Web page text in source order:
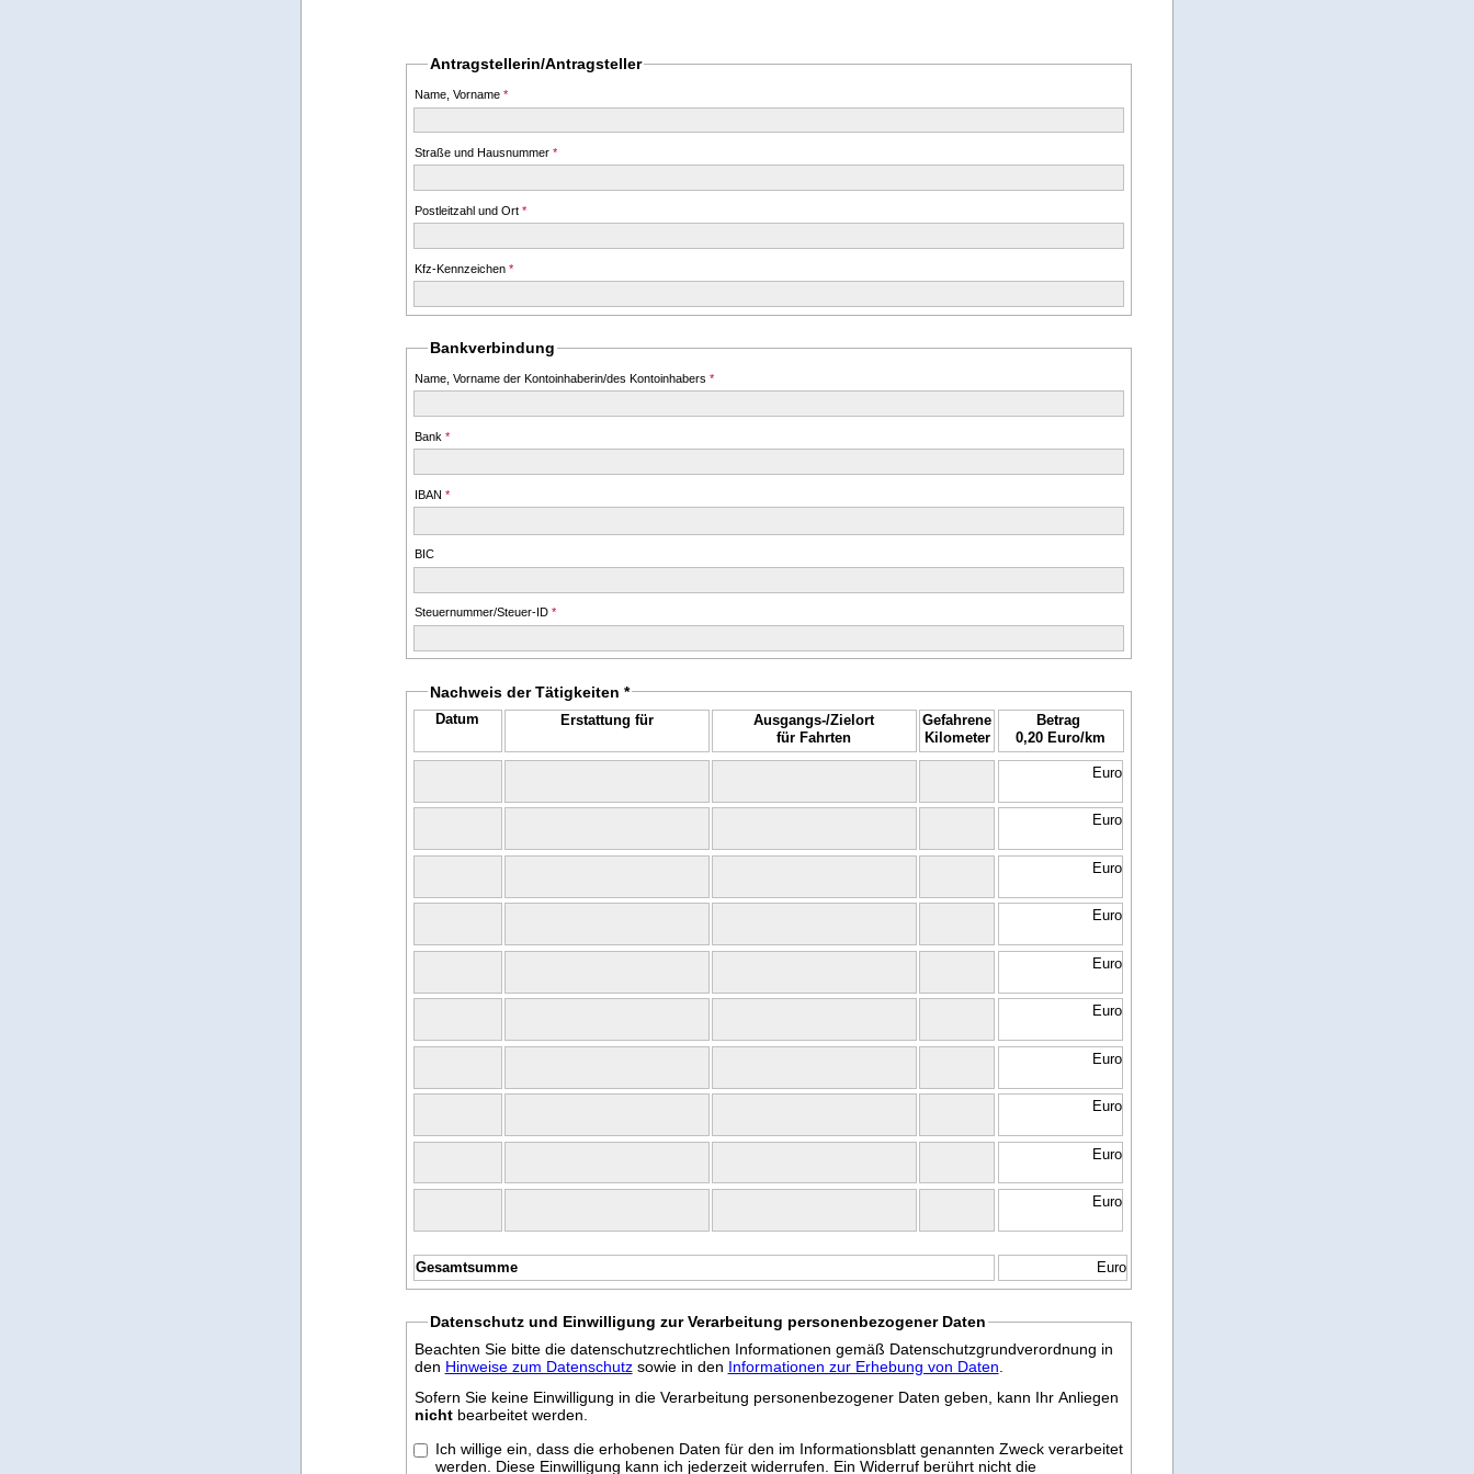
Antragstellerin/Antragsteller
Name, Vorname *
Straße und Hausnummer *
Postleitzahl und Ort *
Kfz-Kennzeichen *
Bankverbindung
Name, Vorname der Kontoinhaberin/des Kontoinhabers *
Bank *
IBAN *
BIC
Steuernummer/Steuer-ID *
Nachweis der Tätigkeiten *
Datum Erstattung für
Ausgangs-/Zielort
für Fahrten
Gefahrene
Kilometer
Betrag
0,20 Euro/km
Euro
Euro
Euro
Euro
Euro
Euro
Euro
Euro
Euro
Euro
Gesamtsumme Euro
Datenschutz und Einwilligung zur Verarbeitung personenbezogener Daten
Beachten Sie bitte die datenschutzrechtlichen Informationen gemäß Datenschutzgrundverordnung in
den Hinweise zum Datenschutzsowie in den Informationen zur Erhebung von Daten.
Sofern Sie keine Einwilligung in die Verarbeitung personenbezogener Daten geben, kann Ihr Anliegen
nichtbearbeitet werden.
Ich willige ein, dass die erhobenen Daten für den im Informationsblatt genannten Zweck verarbeitet
werden. Diese Einwilligung kann ich jederzeit widerrufen. Ein Widerruf berührt nicht die